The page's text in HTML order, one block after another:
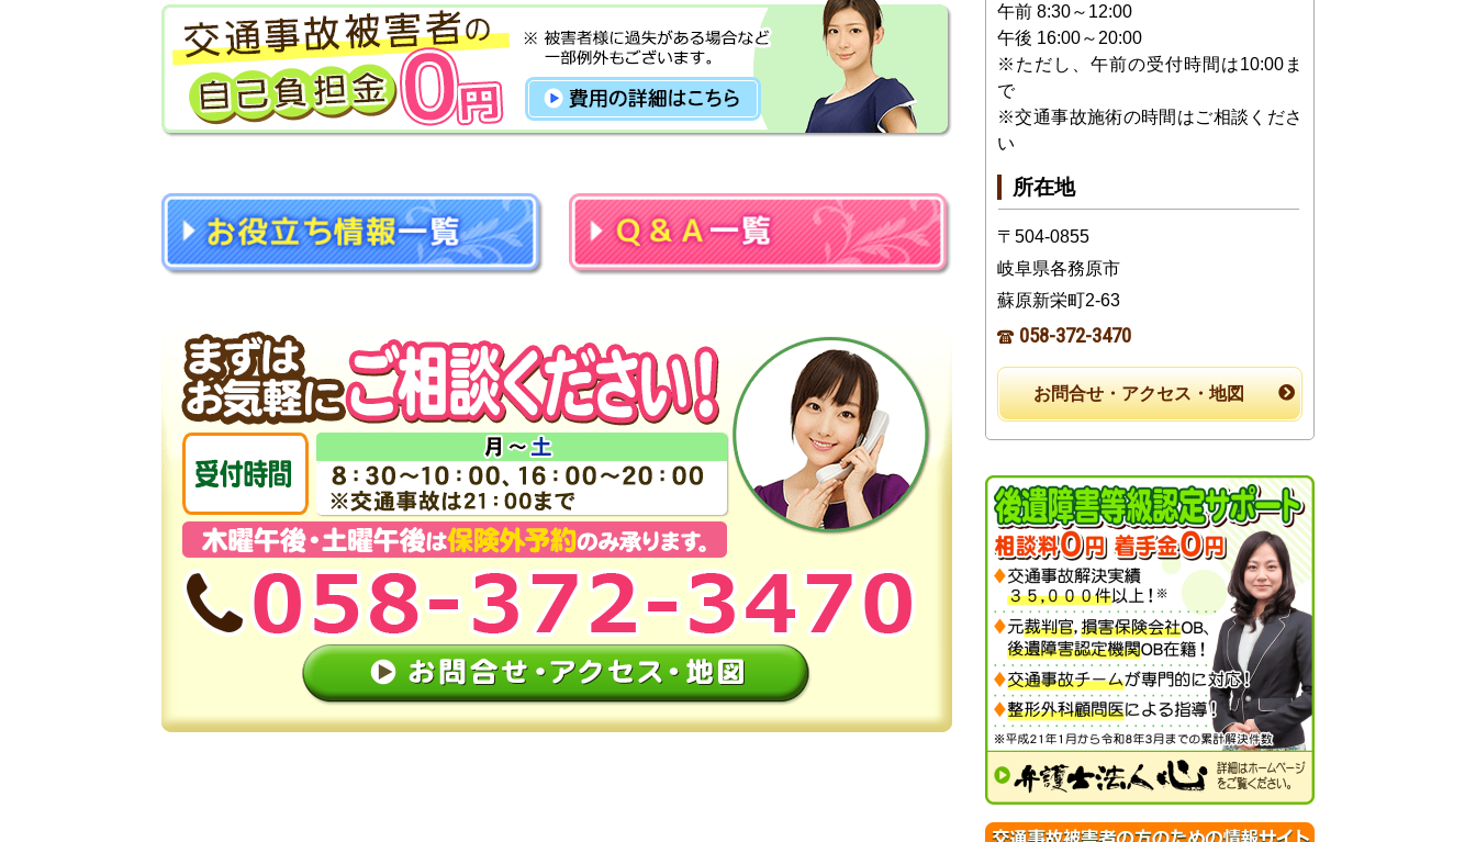
午前 8:30～12:00
午後 16:00～20:00
※ただし、午前の受付時間は10:00ま
で
※交通事故施術の時間はご相談くださ
い
所在地
〒504-0855
岐阜県各務原市
蘇原新栄町2-63
058-372-3470
お問合せ・アクセス・地図